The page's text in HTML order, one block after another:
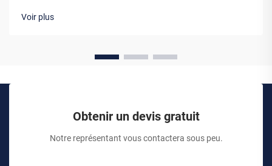
Voir plus
Obtenir un devis gratuit
Notre représentant vous contactera sous peu.